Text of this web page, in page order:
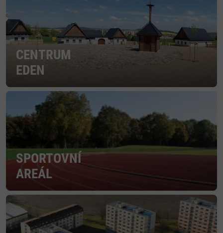
CENTRUM
EDEN
SPORTOVNÍ
AREÁL